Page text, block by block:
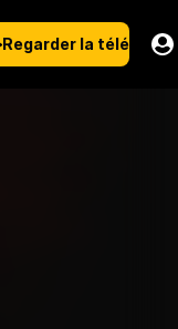
Regarder la télé